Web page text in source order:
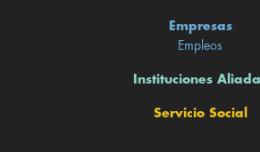
Empresas
Empleos
Instituciones
Servicio Social